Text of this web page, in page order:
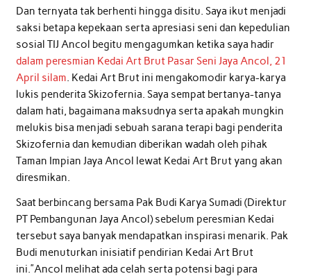
Dan ternyata tak berhenti hingga disitu. Saya ikut menjadi
saksi betapa kepekaan serta apresiasi seni dan kepedulian
sosial TIJ Ancol begitu mengagumkan ketika saya hadir
dalam peresmian Kedai Art Brut Pasar Seni Jaya Ancol, 21
April silam. Kedai Art Brut ini mengakomodir karya-karya
lukis penderita Skizofernia. Saya sempat bertanya-tanya
dalam hati, bagaimana maksudnya serta apakah mungkin
melukis bisa menjadi sebuah sarana terapi bagi penderita
Skizofernia dan kemudian diberikan wadah oleh pihak
Taman Impian Jaya Ancol lewat Kedai Art Brut yang akan
diresmikan.
Saat berbincang bersama Pak Budi Karya Sumadi (Direktur
PT Pembangunan Jaya Ancol) sebelum peresmian Kedai
tersebut saya banyak mendapatkan inspirasi menarik. Pak
Budi menuturkan inisiatif pendirian Kedai Art Brut
ini.”Ancol melihat ada celah serta potensi bagi para